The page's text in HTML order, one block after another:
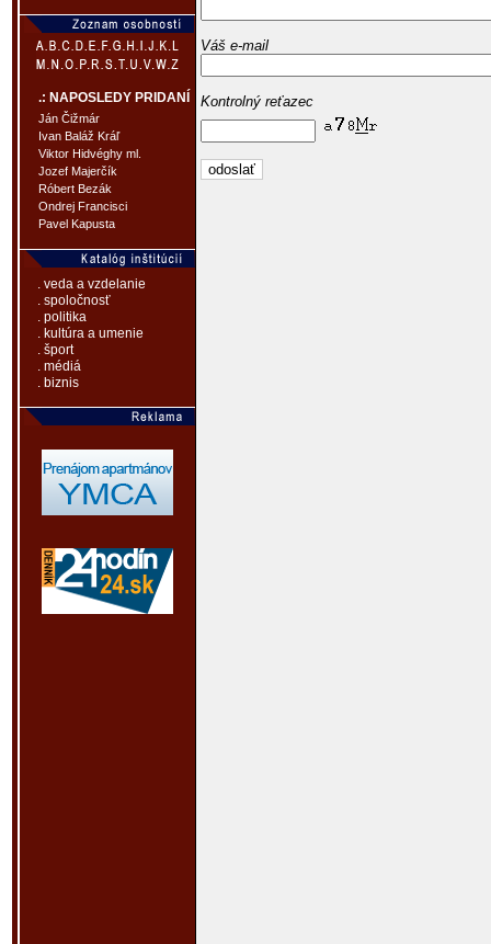
.: NAPOSLEDY PRIDANÍ
Ján Čižmár
Ivan Baláž Kráľ
Viktor Hidvéghy ml.
Jozef Majerčík
Róbert Bezák
Ondrej Francisci
Pavel Kapusta
. veda a vzdelanie
. spoločnosť
. politika
. kultúra a umenie
. šport
. médiá
. biznis
Váš e-mail
Kontrolný reťazec